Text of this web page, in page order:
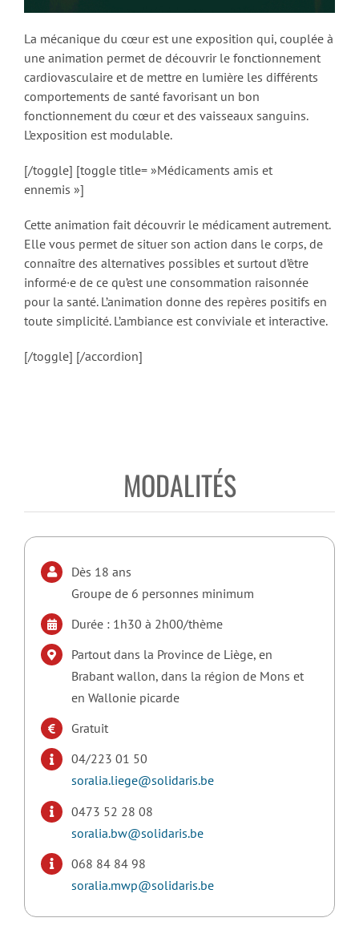
La mécanique du cœur est une exposition qui, couplée à
une animation permet de découvrir le fonctionnement
cardiovasculaire et de mettre en lumière les différents
comportements de santé favorisant un bon
fonctionnement du cœur et des vaisseaux sanguins.
L’exposition est modulable.
[/toggle] [toggle title= »Médicaments amis et
ennemis »]
Cette animation fait découvrir le médicament autrement.
Elle vous permet de situer son action dans le corps, de
connaître des alternatives possibles et surtout d’être
informé·e de ce qu’est une consommation raisonnée
pour la santé. L’animation donne des repères positifs en
toute simplicité. L’ambiance est conviviale et interactive.
[/toggle] [/accordion]
MODALITÉS
Dès 18 ans
Groupe de 6 personnes minimum
Durée : 1h30 à 2h00/thème
Partout dans la Province de Liège, en
Brabant wallon, dans la région de Mons et
en Wallonie picarde
Gratuit
04/223 01 50
soralia.liege@solidaris.be
0473 52 28 08
soralia.bw@solidaris.be
068 84 84 98
soralia.mwp@solidaris.be